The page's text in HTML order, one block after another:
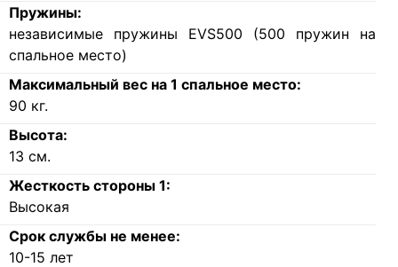
Пружины:
независимые пружины EVS500 (500 пружин на
спальное место)
Максимальный вес на 1 спальное место:
90 кг.
Высота:
13 см.
Жесткость стороны 1:
Высокая
Срок службы не менее:
10-15 лет